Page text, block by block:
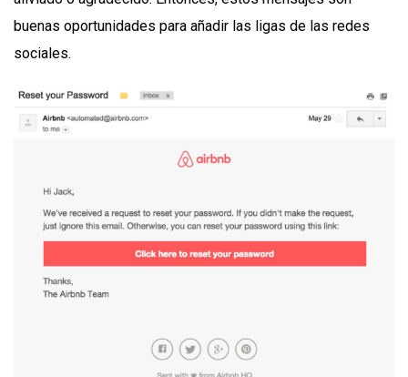
buenas oportunidades para añadir las ligas de las redes
sociales.